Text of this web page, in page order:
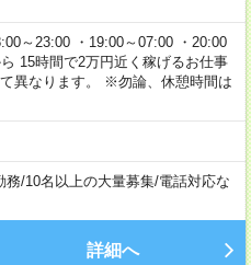
～23:00 ・19:00～07:00 ・20:00
15時間で2万円近く稼げるお仕事
異なります。 ※勿論、休憩時間は
務/10名以上の大量募集/電話対応な
詳細へ